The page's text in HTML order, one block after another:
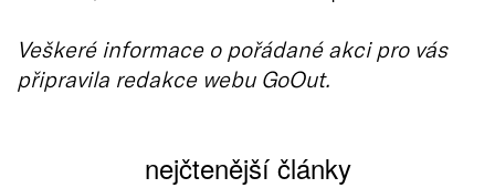
Veškeré informace o pořádané akci pro vás
připravila redakce webu GoOut.
nejčtenější články